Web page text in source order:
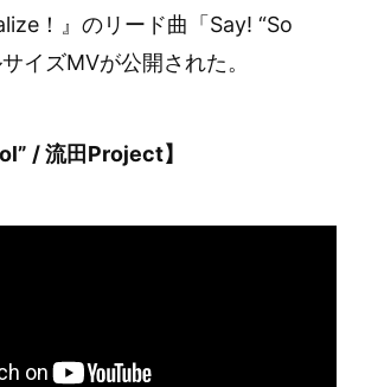
！』のリード曲「Say! “So
イズMVが公開された。
/ 流田Project】